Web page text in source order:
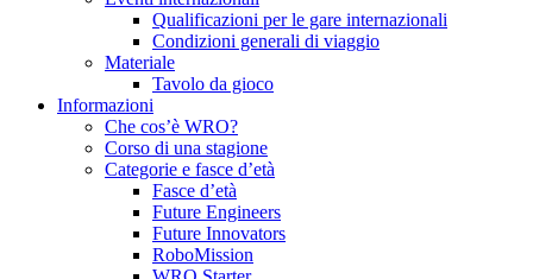
Qualificazioni per le gare internazionali
Condizioni generali di viaggio
Materiale
Tavolo da gioco
Informazioni
Che cos’è WRO?
Corso di una stagione
Categorie e fasce d’età
Fasce d’età
Future Engineers
Future Innovators
RoboMission